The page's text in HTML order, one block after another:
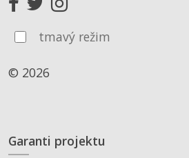
tmavý režim
© 2026
Garanti projektu